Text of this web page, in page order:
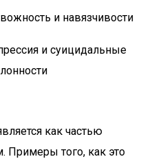
и навязчивости
и суицидальные
как частью
Примеры того, как это